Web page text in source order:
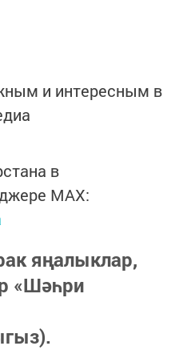
и интересным в
в
MАХ:
яңалыклар,
«Шәһри